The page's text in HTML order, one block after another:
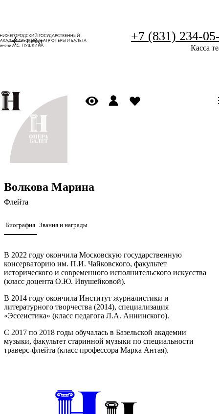
+7 (831) 234-
Касса
Назад
Волкова Марина
Флейта
Биография Звания и награды
В 2022 году окончила Московскую государственную
консерваторию им. П.И. Чайковского, факультет
исторического и современного исполнительского искусства
(класс доцента О.Ю. Ивушейковой).
В 2014 году окончила Институт журналистики и
литературного творчества (2014), специализация
«Эссеистика» (класс педагога Л.А. Аннинского).
С 2017 по 2018 годы обучалась в Базельской академии
музыки, факультет старинной музыки по специальности
траверс-флейта (класс профессора Марка Антая).
«Барочный оркестр» в Инсбруке (2008), мастер-классах Пьера
Арто, Януша Бали, Андреаша Адориана в Бухаресте.